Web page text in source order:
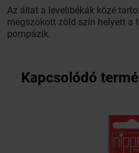
Az állat a levelibékák közé
megszokott zöld szín helyett a
pompázik.
Kapcsolódó